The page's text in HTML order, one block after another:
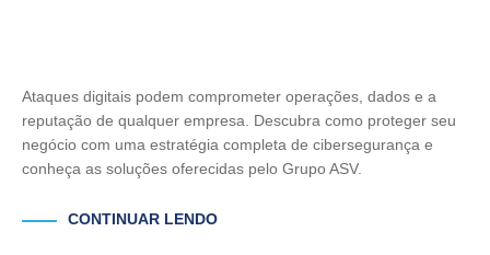
Ataques digitais podem comprometer operações, dados e a
reputação de qualquer empresa. Descubra como proteger seu
negócio com uma estratégia completa de cibersegurança e
conheça as soluções oferecidas pelo Grupo ASV.
CONTINUAR LENDO